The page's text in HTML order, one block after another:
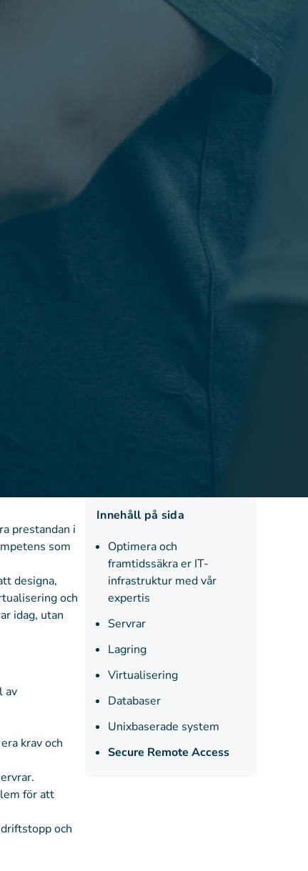
prestandan i
som
designa,
och
idag, utan
av
krav och
för att
och
Innehåll på sida
Optimera och
framtidssäkra er IT-
infrastruktur med vår
expertis
Servrar
Lagring
Virtualisering
Databaser
Unixbaserade system
Secure Remote Access